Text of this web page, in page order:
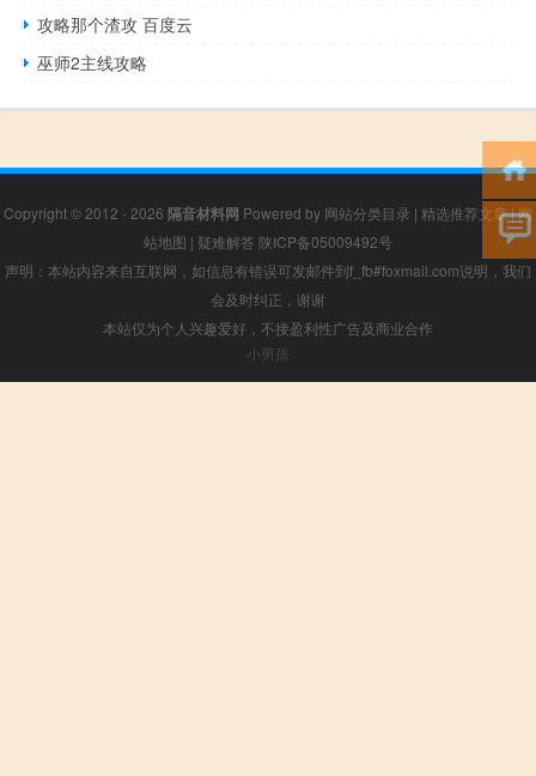
攻略那个渣攻 百度云
巫师2主线攻略
Copyright © 2012 - 2026 隔音材料网 Powered by 网站分类目录 | 精选推荐文章|网
站地图 | 疑难解答 陕ICP备05009492号
声明：本站内容来自互联网，如信息有错误可发邮件到f_fb#foxmail.com说明，我们
会及时纠正，谢谢
本站仅为个人兴趣爱好，不接盈利性广告及商业合作
小男孩